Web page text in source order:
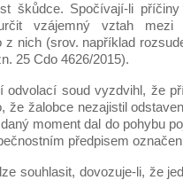
škůdce. Spočívají-li
vzájemný vztah
z nich (srov. například
25 Cdo 4626/2015).
odvolací soud vyzdvihl, že
že žalobce nezajistil
moment dal do pohybu
předpisem
souhlasit, dovozuje-li, že